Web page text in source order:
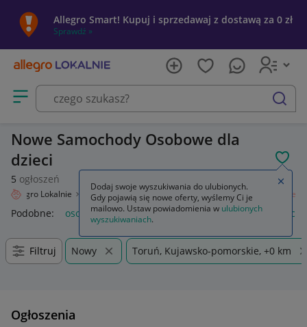
Allegro Smart! Kupuj i sprzedawaj z dostawą za 0 zł
Sprawdź »
Otwórz menu z kategoriami
szukaj
Nowe Samochody Osobowe dla
dzieci
5 ogłoszeń
Allegro Lokalnie Dziecko Zabawki Samochody i pojazdy Osobowe
Podobne: osobowe samochody osobowe używane
Filtruj Nowy Toruń, Kujawsko-pomorskie, +0 km
Ogłoszenia
Dodaj swoje wyszukiwania do ulubionych.
Gdy pojawią się nowe oferty, wyślemy Ci je
mailowo. Ustaw powiadomienia w ulubionych
wyszukiwaniach.